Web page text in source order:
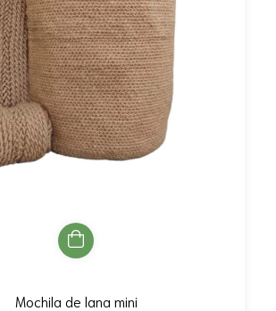
Mochila de lana mini